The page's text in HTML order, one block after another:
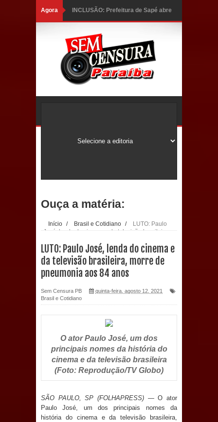
Agora INCLUSÃO: Prefeitura de Sapé abre
Social; veja documentação
necessária!
com a saúde bucal em Marí
PDT da Paraíba faz reunião
preparativa para convenção estadual
Prefeitura de Sapé paga salários
dentro do mês trabalhado e injeta R$
12 milhões na economia
para preservar tamarindeiro e
revitalizar Memorial Augusto dos
Ouça a matéria:
Início / Brasil e Cotidiano /
LUTO: Paulo
José, lenda do cinema e da televisão brasileira,
LUTO: Paulo José, lenda do cinema e
da televisão brasileira, morre de
pneumonia aos 84 anos
Sem Censura PB
quinta-feira, agosto 12, 2021
Brasil e Cotidiano
O ator Paulo José, um dos
principais nomes da história do
cinema e da televisão brasileira
(Foto: Reprodução/TV Globo)
SÃO PAULO, SP (FOLHAPRESS) —O ator
Paulo José, um dos principais nomes da
história do cinema e da televisão brasileira,